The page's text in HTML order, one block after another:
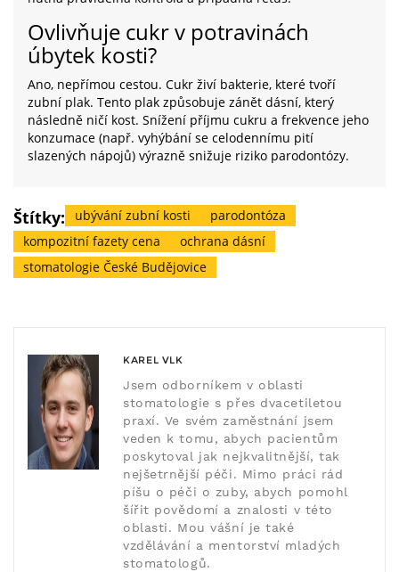
Ovlivňuje cukr v potravinách
úbytek kosti?
Ano, nepřímou cestou. Cukr živí bakterie, které tvoří
zubní plak. Tento plak způsobuje zánět dásní, který
následně ničí kost. Snížení příjmu cukru a frekvence jeho
konzumace (např. vyhýbání se celodennímu pití
slazených nápojů) výrazně snižuje riziko parodontózy.
Štítky: ubývání zubní kosti
parodontóza
kompozitní fazety cena
ochrana dásní
stomatologie České Budějovice
KAREL VLK
Jsem odborníkem v oblasti
stomatologie s přes dvacetiletou
praxí. Ve svém zaměstnání jsem
veden k tomu, abych pacientům
poskytoval jak nejkvalitnější, tak
nejšetrnější péči. Mimo práci rád
píšu o péči o zuby, abych pomohl
šířit povědomí a znalosti v této
oblasti. Mou vášní je také
vzdělávání a mentorství mladých
stomatologů.